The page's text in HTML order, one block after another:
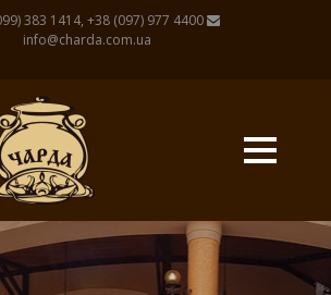
383 1414, +38 (097) 977 4400
info@charda.com.ua